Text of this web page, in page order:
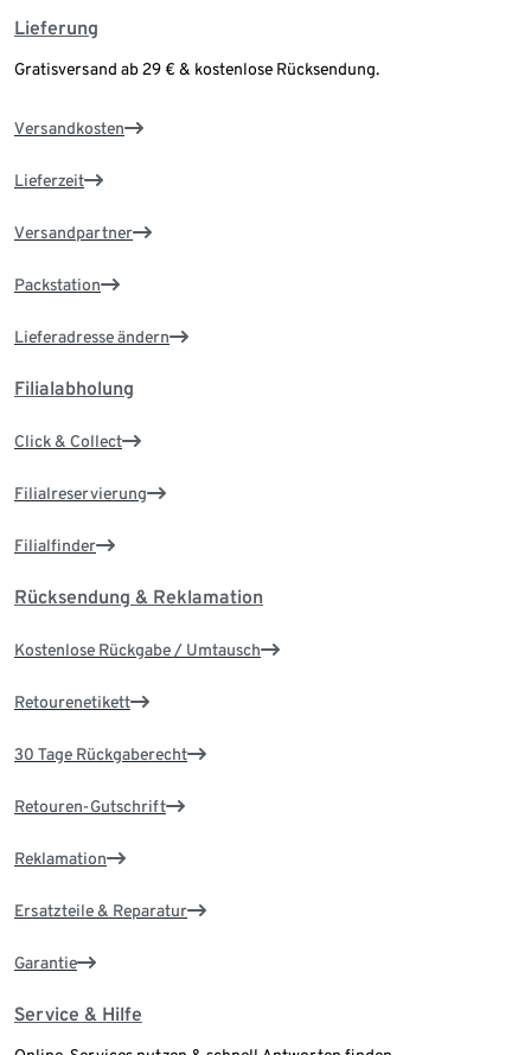
Lieferung
Gratisversand ab 29 € & kostenlose Rücksendung.
Versandkosten
Lieferzeit
Versandpartner
Packstation
Lieferadresse ändern
Filialabholung
Click & Collect
Filialreservierung
Filialfinder
Rücksendung & Reklamation
Kostenlose Rückgabe / Umtausch
Retourenetikett
30 Tage Rückgaberecht
Retouren-Gutschrift
Reklamation
Ersatzteile & Reparatur
Garantie
Service & Hilfe